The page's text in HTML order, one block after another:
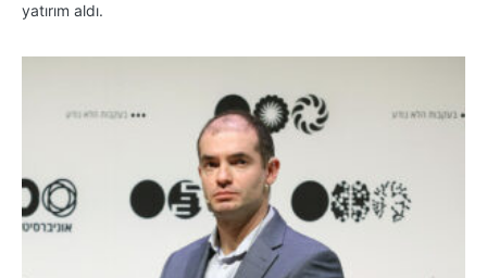
yatırım aldı.